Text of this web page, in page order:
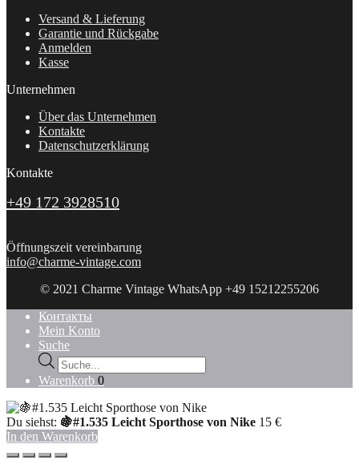
Versand & Lieferung
Garantie und Rückgabe
Anmelden
Kasse
Unternehmen
Über das Unternehmen
Kontakte
Datenschutzerklärung
Kontakte
+49 172 3928510
Öffnungszeit vereinbarung
info@charme-vintage.com
© 2021 Charme Vintage WhatsApp +49 15212255206
Контакты
Mein Konto
Suche
Products
search
Warenkorb 0
Du siehst: 🍇#1.535 Leicht Sporthose von Nike 15 €
In den Warenkorb